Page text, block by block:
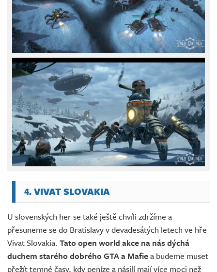
4. VIVAT SLOVAKIA
U slovenských her se také ještě chvíli zdržíme a
přesuneme se do Bratislavy v devadesátých letech ve hře
Vivat Slovakia. Tato open world akce na nás dýchá
duchem starého dobrého GTA a Mafiea budeme muset
přežít temné časy, kdy peníze a násilí mají více moci než